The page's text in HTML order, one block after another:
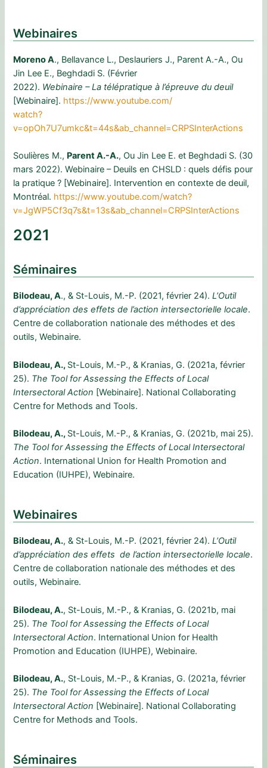
Webinaires
Moreno A., Bellavance L., Deslauriers J., Parent A.-A., Ou
Jin Lee E., Beghdadi S. (Février
2022). Webinaire – La télépratique à l’épreuve du deuil
[Webinaire]. https://www.youtube.com/
watch?
v=opOh7U7umkc&t=44s&ab_channel=CRPSInterActions
Soulières M., Parent A.-A., Ou Jin Lee E. et Beghdadi S. (30
mars 2022). Webinaire – Deuils en CHSLD : quels défis pour
la pratique ? [Webinaire]. Intervention en contexte de deuil,
Montréal. https://www.youtube.com/watch?
v=JgWP5Cf3q7s&t=13s&ab_channel=CRPSInterActions
2021
Séminaires
Bilodeau, A., & St-Louis, M.-P. (2021, février 24).L’Outil
d’appréciation des effets de l’actionintersectorielle locale.
Centre de collaboration nationale des méthodes et des
outils, Webinaire.
Bilodeau, A., St-Louis, M.-P., & Kranias, G. (2021a, février
25). The Tool for Assessing the Effects of Local
Intersectoral Action [Webinaire]. National Collaborating
Centre for Methods and Tools.
Bilodeau, A., St-Louis, M.-P., & Kranias, G. (2021b, mai 25).
The Tool for Assessing the Effects of Local Intersectoral
Action. International Union for Health Promotion and
Education (IUHPE), Webinaire.
Webinaires
Bilodeau, A., & St-Louis, M.-P. (2021, février 24).L’Outil
d’appréciation des effets de l’action intersectorielle locale.
Centre de collaboration nationale des méthodes et des
outils, Webinaire.
Bilodeau, A., St-Louis, M.-P., & Kranias, G. (2021b, mai
25). The Tool for Assessing the Effects of Local
Intersectoral Action. International Union for Health
Promotion and Education (IUHPE), Webinaire.
Bilodeau, A., St-Louis, M.-P., & Kranias, G. (2021a, février
25). The Tool for Assessing the Effects of Local
Intersectoral Action [Webinaire]. National Collaborating
Centre for Methods and Tools.
Séminaires